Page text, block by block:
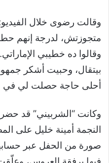
وقالت رضوى خلال
متجوزتش، لدرجة إنهم
وقالوا ده خطيبي
بيتقال، وحبيت أشكر
أحلى حاجة حصلت لي في
وكانت “الشربيني” قد
النجمة أمينة خليل على
صورة من الحفل عبر